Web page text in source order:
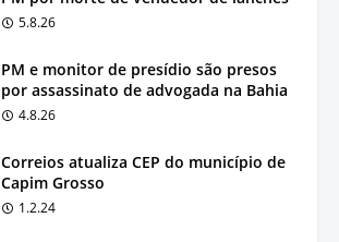
5.8.26
PM e monitor de presídio são presos
por assassinato de advogada na Bahia
4.8.26
Correios atualiza CEP do município de
Capim Grosso
1.2.24